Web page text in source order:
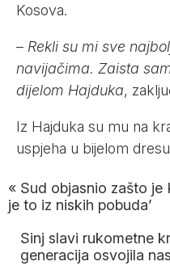
Kosova.
– Rekli su mi sve
navijačima. Zaista
dijelom Hajduka,
Iz Hajduka su mu na
uspjeha u bijelom
« Sud objasnio zašto je
je to iz niskih pobuda’
Sinj slavi rukometne
generacija osvojila